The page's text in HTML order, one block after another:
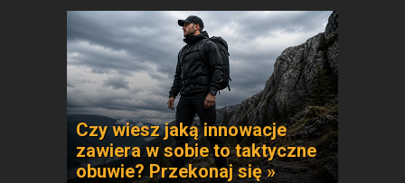
Czy wiesz jaką innowacje
zawiera w sobie to taktyczne
obuwie? Przekonaj się »